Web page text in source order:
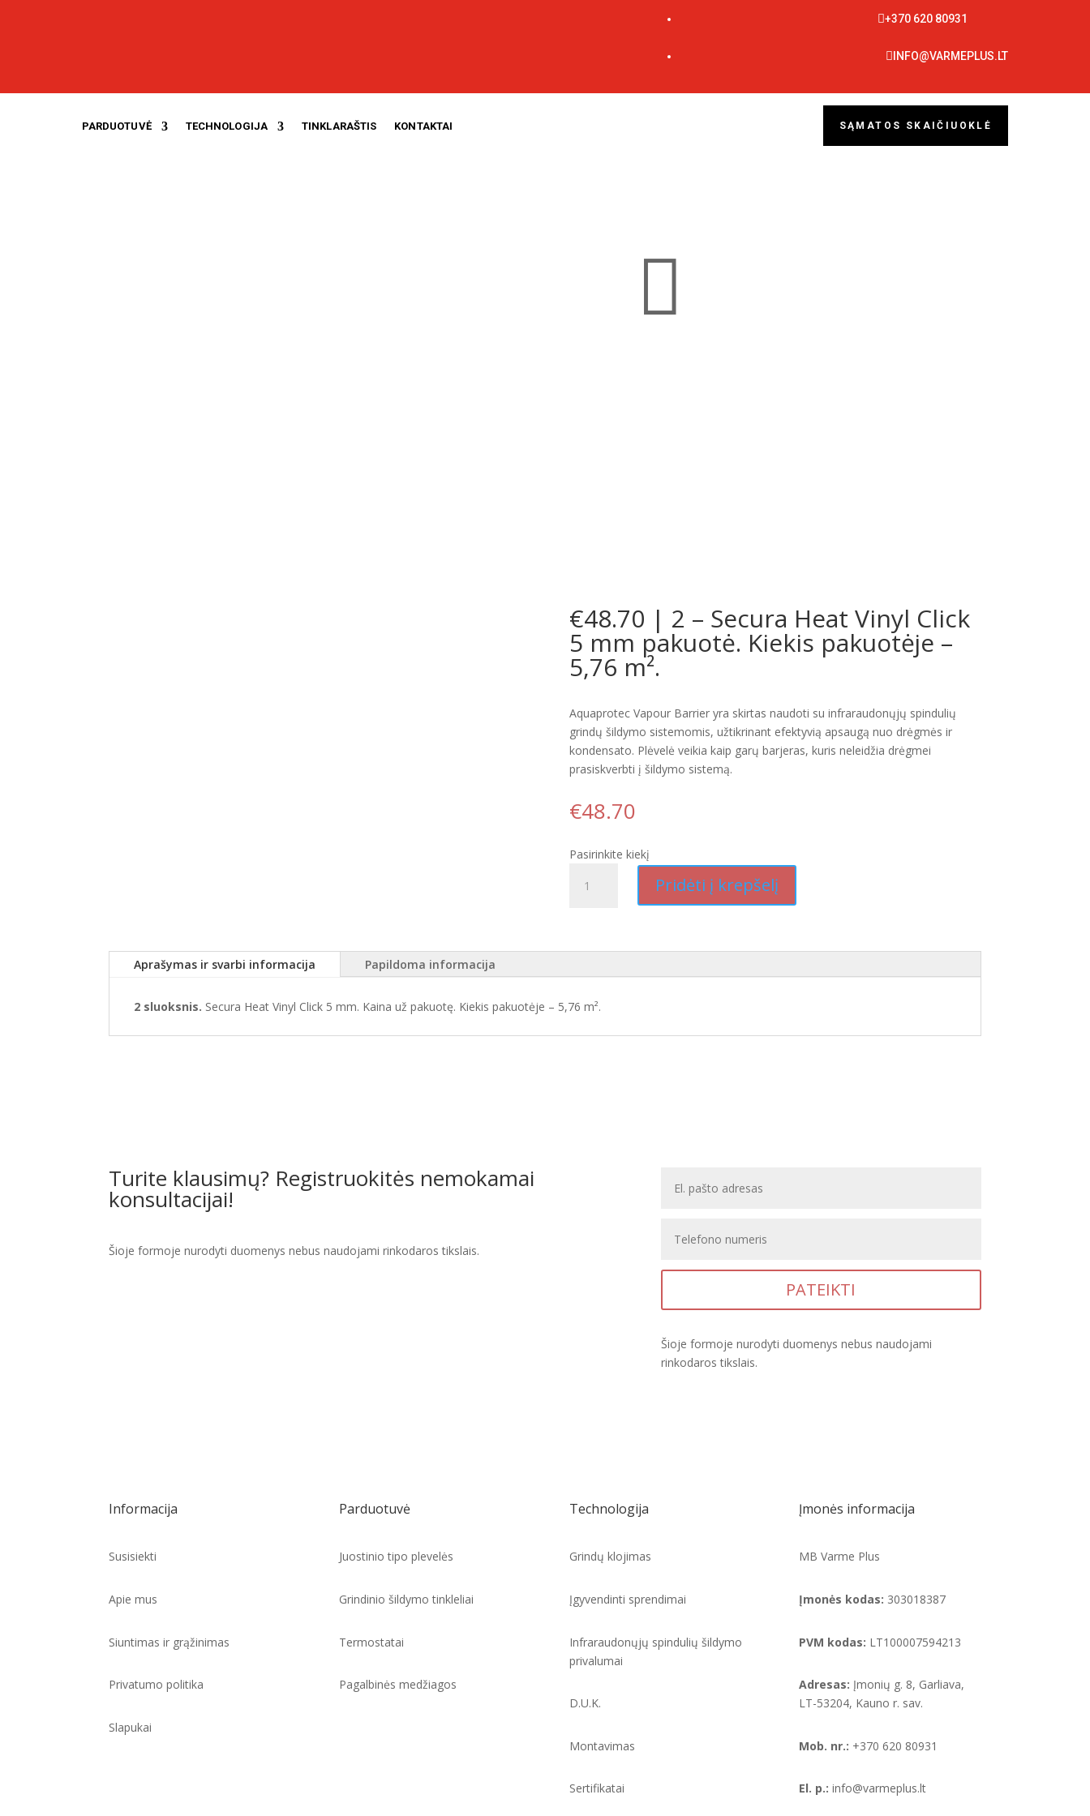
+370 620 80931
 INFO@VARMEPLUS.LT
PARDUOTUVĖ TECHNOLOGIJA TINKLARAŠTIS KONTAKTAI SĄMATOS SKAIČIUOKLĖ

€48.70 | 2 – Secura Heat Vinyl Click
5 mm pakuotė. Kiekis pakuotėje –
5,76 m².
Aquaprotec Vapour Barrier yra skirtas naudoti su infraraudonųjų spindulių
grindų šildymo sistemomis, užtikrinant efektyvią apsaugą nuo drėgmės ir
kondensato. Plėvelė veikia kaip garų barjeras, kuris neleidžia drėgmei
prasiskverbti į šildymo sistemą.
€48.70
Pasirinkite kiekį
kiekis:
Heat
Click
Pridėti į krepšelį
Aprašymas ir svarbi informacija Papildoma informacija
2 sluoksnis. Secura Heat Vinyl Click 5 mm. Kaina už pakuotę. Kiekis pakuotėje – 5,76 m².
Turite klausimų? Registruokitės nemokamai
konsultacijai!
Šioje formoje nurodyti duomenys nebus naudojami rinkodaros tikslais.
PATEIKTI
Šioje formoje nurodyti duomenys nebus naudojami
rinkodaros tikslais.
Informacija
Susisiekti
Apie mus
Siuntimas ir grąžinimas
Privatumo politika
Slapukai
Parduotuvė
Juostinio tipo plevelės
Grindinio šildymo tinkleliai
Termostatai
Pagalbinės medžiagos
Technologija
Grindų klojimas
Įgyvendinti sprendimai
Infraraudonųjų spindulių šildymo
privalumai
D.U.K.
Montavimas
Sertifikatai
Įmonės informacija
MB Varme Plus
Įmonės kodas: 303018387
PVM kodas: LT100007594213
Adresas: Įmonių g. 8, Garliava,
LT-53204, Kauno r. sav.
Mob. nr.: +370 620 80931
El. p.: info@varmeplus.lt